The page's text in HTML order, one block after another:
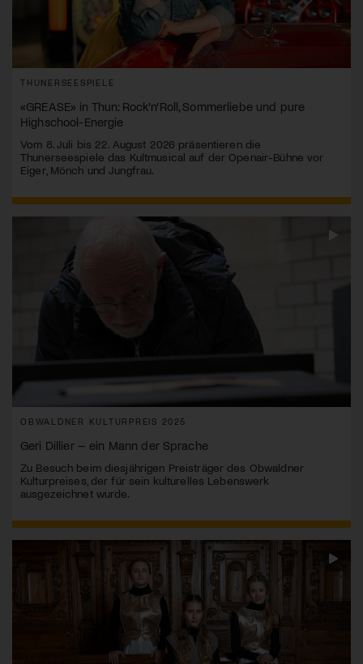
THUNERSEESPIELE
«GREASE» in Thun: Rock’n’Roll, Sommerliebe und pure
Highschool-Energie
Vom 8. Juli bis 22. August 2026 präsentieren die
Thunerseespiele das Kultmusical auf der Openair-Bühne vor
Eiger, Mönch und Jungfrau.
OBWALDNER KULTURPREIS 2025
Geri Dillier – ein Mann der Sprache
Zu Besuch beim diesjährigen Preisträger des Obwaldner
Kulturpreises, der für sein kulturelles Lebenswerk
ausgezeichnet wurde.